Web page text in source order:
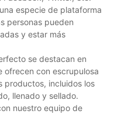
especie de plataforma
personas pueden
y estar más
se destacan en
ofrecen con escrupulosa
productos, incluidos los
llenado y sellado.
nuestro equipo de